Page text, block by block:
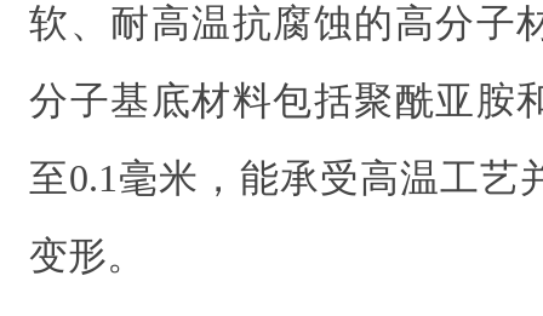
软、耐高温抗腐蚀的高分子
分子基底材料包括聚酰亚胺
至0.1毫米，能承受高温工艺
变形。